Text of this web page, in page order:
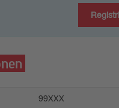
99XXX